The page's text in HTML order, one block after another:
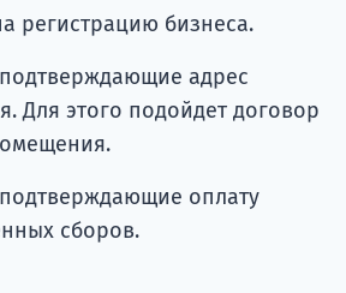
регистрацию бизнеса.
адрес
Для этого подойдет договор
оплату
сборов.